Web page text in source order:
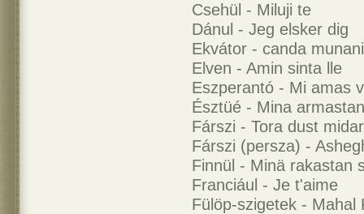
Csehül - Miluji te
Dánul - Jeg elsker dig
Ekvátor - canda munani
Elven - Amin sinta lle
Eszperantó - Mi amas
Észtüé - Mina
Fárszi - Tora dust
Fárszi (persza) -
Finnül - Minä rakastan
Franciául - Je t'aime
Fülöp-szigetek - Mahal